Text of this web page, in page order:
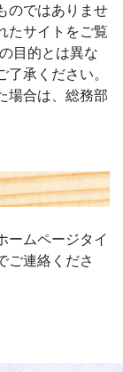
のではありませ
たサイトをご覧
目的とは異な
承ください。
場合は、総務部
ームページタイ
ご連絡くださ